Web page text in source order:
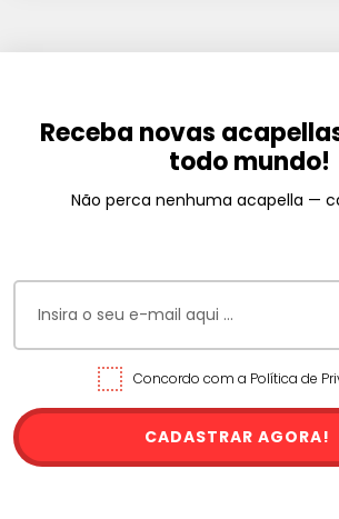
Receba novas
todo mundo!
Não perca nenhuma acapella —
Concordo com a Política de
CADASTRAR AGORA!